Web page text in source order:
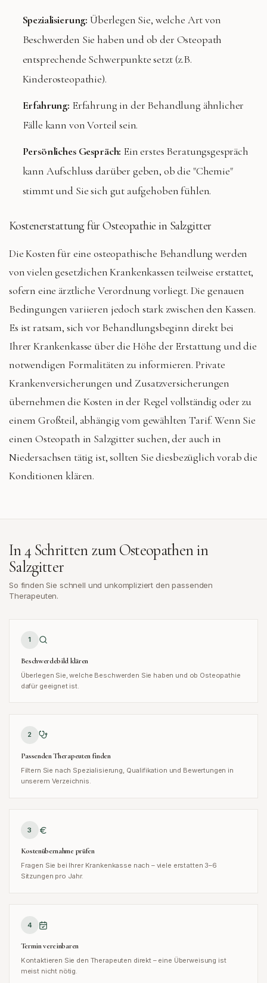
Spezialisierung: Überlegen Sie, welche Art von
Beschwerden Sie haben und ob der Osteopath
entsprechende Schwerpunkte setzt (z.B.
Kinderosteopathie).
Erfahrung: Erfahrung in der Behandlung ähnlicher
Fälle kann von Vorteil sein.
Persönliches Gespräch: Ein erstes Beratungsgespräch
kann Aufschluss darüber geben, ob die "Chemie"
stimmt und Sie sich gut aufgehoben fühlen.
Kostenerstattung für Osteopathie in Salzgitter
Die Kosten für eine osteopathische Behandlung werden
von vielen gesetzlichen Krankenkassen teilweise erstattet,
sofern eine ärztliche Verordnung vorliegt. Die genauen
Bedingungen variieren jedoch stark zwischen den Kassen.
Es ist ratsam, sich vor Behandlungsbeginn direkt bei
Ihrer Krankenkasse über die Höhe der Erstattung und die
notwendigen Formalitäten zu informieren. Private
Krankenversicherungen und Zusatzversicherungen
übernehmen die Kosten in der Regel vollständig oder zu
einem Großteil, abhängig vom gewählten Tarif. Wenn Sie
einen Osteopath in Salzgitter suchen, der auch in
Niedersachsen tätig ist, sollten Sie diesbezüglich vorab die
Konditionen klären.
In 4 Schritten zum Osteopathen in
Salzgitter
So finden Sie schnell und unkompliziert den passenden
Therapeuten.
1
Beschwerdebild klären
Überlegen Sie, welche Beschwerden Sie haben und ob Osteopathie
dafür geeignet ist.
2
Passenden Therapeuten finden
Filtern Sie nach Spezialisierung, Qualifikation und Bewertungen in
unserem Verzeichnis.
3
Kostenübernahme prüfen
Fragen Sie bei Ihrer Krankenkasse nach – viele erstatten 3–6
Sitzungen pro Jahr.
4
Termin vereinbaren
Kontaktieren Sie den Therapeuten direkt – eine Überweisung ist
meist nicht nötig.